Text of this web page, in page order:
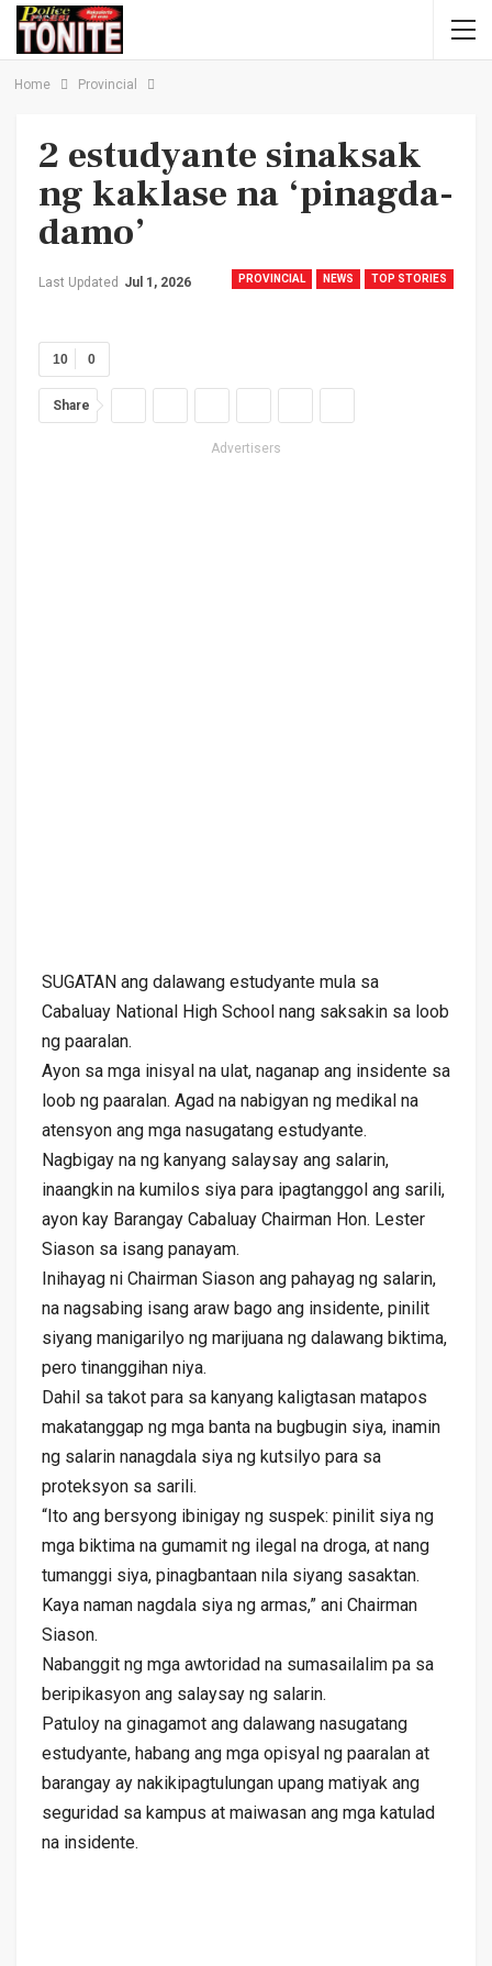
Home Provincial
2 estudyante sinaksak
ng kaklase na ‘pinagda-
damo’
PROVINCIAL NEWS TOP STORIES
Last Updated Jul 1, 2026
0
10
Share
Advertisers
SUGATAN ang dalawang estudyante mula sa
Cabaluay National High School nang saksakin sa loob
ng paaralan.
Ayon sa mga inisyal na ulat, naganap ang insidente sa
loob ng paaralan. Agad na nabigyan ng medikal na
atensyon ang mga nasugatang estudyante.
Nagbigay na ng kanyang salaysay ang salarin,
inaangkin na kumilos siya para ipagtanggol ang sarili,
ayon kay Barangay Cabaluay Chairman Hon. Lester
Siason sa isang panayam.
Inihayag ni Chairman Siason ang pahayag ng salarin,
na nagsabing isang araw bago ang insidente, pinilit
siyang manigarilyo ng marijuana ng dalawang biktima,
pero tinanggihan niya.
Dahil sa takot para sa kanyang kaligtasan matapos
makatanggap ng mga banta na bugbugin siya, inamin
ng salarin nanagdala siya ng kutsilyo para sa
proteksyon sa sarili.
“Ito ang bersyong ibinigay ng suspek: pinilit siya ng
mga biktima na gumamit ng ilegal na droga, at nang
tumanggi siya, pinagbantaan nila siyang sasaktan.
Kaya naman nagdala siya ng armas,” ani Chairman
Siason.
Nabanggit ng mga awtoridad na sumasailalim pa sa
beripikasyon ang salaysay ng salarin.
Patuloy na ginagamot ang dalawang nasugatang
estudyante, habang ang mga opisyal ng paaralan at
barangay ay nakikipagtulungan upang matiyak ang
seguridad sa kampus at maiwasan ang mga katulad
na insidente.